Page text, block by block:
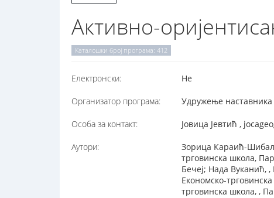
Активно-
Каталошки број програма: 412
Електронски: Не
Организатор програма: Удружење
Особа за контакт: Јовица Јевтић ,
Аутори:
Зорица Караић-
трговинска школа,
Бечеј; Нада Вуканић,
Економско-
трговинска школа, ,